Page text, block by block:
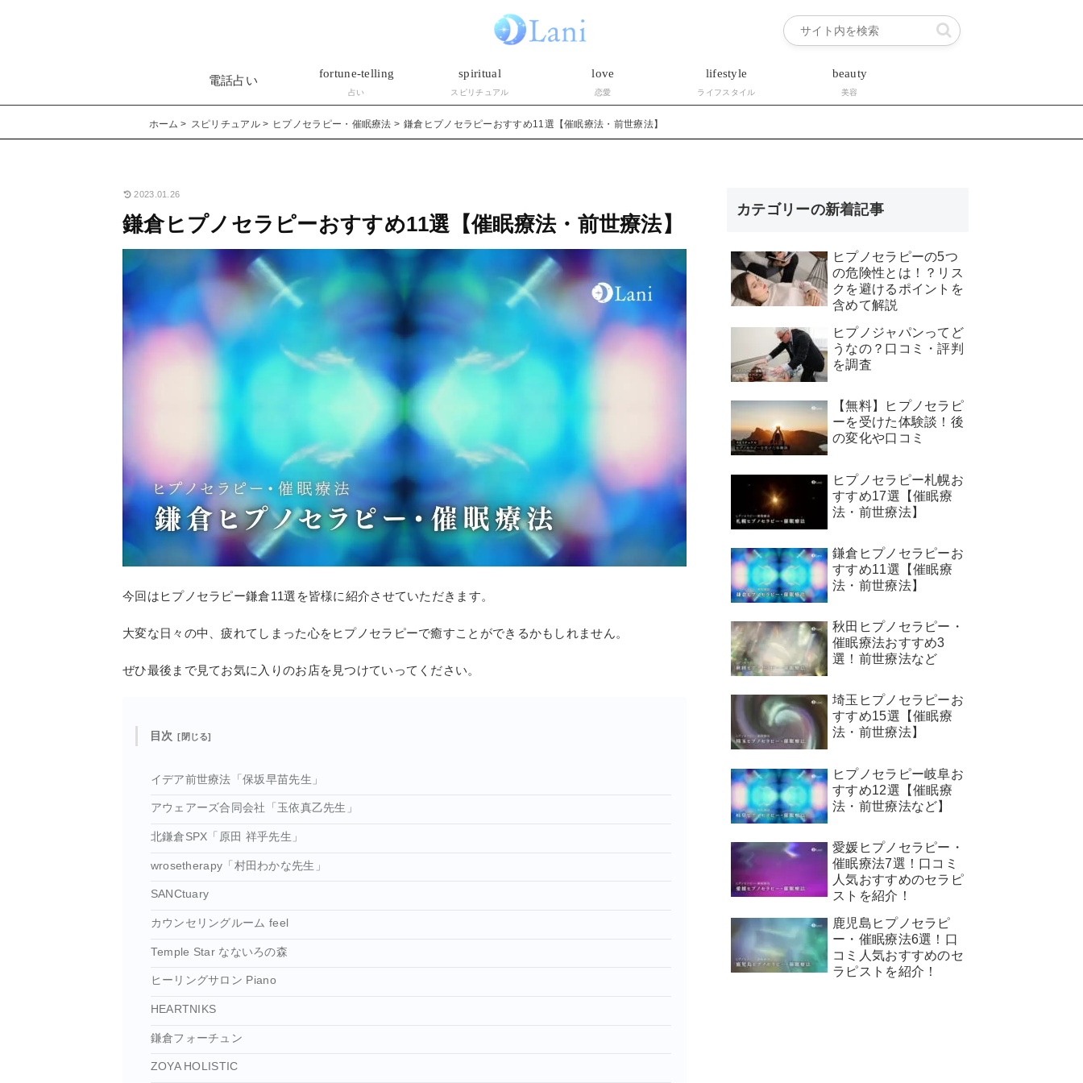
電話占い
fortune-telling
占い
spiritual
スピリチュアル
love
恋愛
lifestyle
ライフスタイル
beauty
美容
ホーム スピリチュアル ヒプノセラピー・催眠療法 鎌倉ヒプノセラピーおすすめ11選【催眠療法・前世療法】
2023.01.26
鎌倉ヒプノセラピーおすすめ11選【催眠療法・前世療法】
今回はヒプノセラピー鎌倉11選を皆様に紹介させていただきます。
大変な日々の中、疲れてしまった心をヒプノセラピーで癒すことができるかもしれません。
ぜひ最後まで見てお気に入りのお店を見つけていってください。
目次
イデア前世療法「保坂早苗先生」
アウェアーズ合同会社「玉依真乙先生」
北鎌倉SPX「原田 祥乎先生」
wrosetherapy「村田わかな先生」
SANCtuary
カウンセリングルーム feel
Temple Star なないろの森
ヒーリングサロン Piano
HEARTNIKS
鎌倉フォーチュン
ZOYA HOLISTIC
カテゴリーの新着記事
ヒプノセラピーの5つ
の危険性とは！？リス
クを避けるポイントを
含めて解説
ヒプノジャパンってど
うなの？口コミ・評判
を調査
【無料】ヒプノセラピ
ーを受けた体験談！後
の変化や口コミ
ヒプノセラピー札幌お
すすめ17選【催眠療
法・前世療法】
鎌倉ヒプノセラピーお
すすめ11選【催眠療
法・前世療法】
秋田ヒプノセラピー・
催眠療法おすすめ3
選！前世療法など
埼玉ヒプノセラピーお
すすめ15選【催眠療
法・前世療法】
ヒプノセラピー岐阜お
すすめ12選【催眠療
法・前世療法など】
愛媛ヒプノセラピー・
催眠療法7選！口コミ
人気おすすめのセラピ
ストを紹介！
鹿児島ヒプノセラピ
ー・催眠療法6選！口
コミ人気おすすめのセ
ラピストを紹介！